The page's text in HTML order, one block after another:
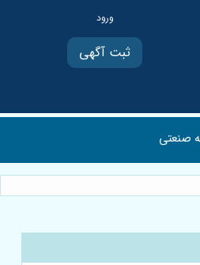
ثبت آگهی
صنعتی